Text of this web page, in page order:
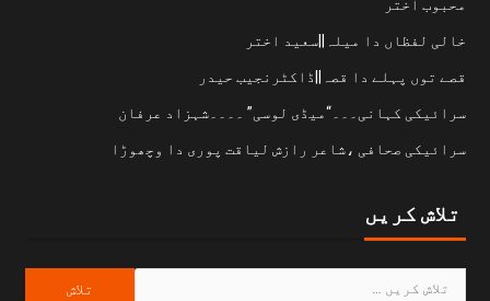
محبوب اختر
خالی لفظاں دا میلہ||سعید اختر
قصے توں پہلے دا قصہ||ڈاکٹرنجیب حیدر
سرائیکی کہانی۔۔۔“میڈی لوسی” ۔۔۔۔شہزاد عرفان
سرائیکی صحافی ،شاعر رازش لیاقت پوری دا وچھوڑا
تلاش کریں